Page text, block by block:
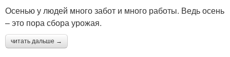
Осенью у людей много забот и много работы. Ведь осень
– это пора сбора урожая.
читать дальше →